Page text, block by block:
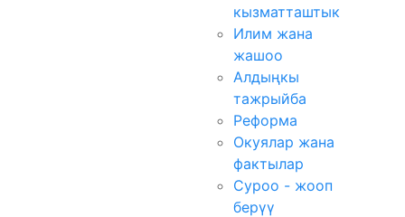
кызматташтык
Илим жана
жашоо
Алдыңкы
тажрыйба
Реформа
Окуялар жана
фактылар
Суроо - жооп
берүү